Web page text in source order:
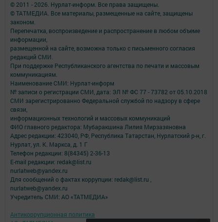
© 2011 - 2026. Нурлат-⁠информ. Все права защищены.
© ТАТМЕДИА. Все материалы, размещенные на сайте, защищены
законом.
Перепечатка, воспроизведение и распространение в любом объеме
информации,
размещенной на сайте, возможна только с письменного согласия
редакций СМИ.
При поддержке Республиканского агентства по печати и массовым
коммуникациям.
Наименование СМИ: Нурлат-⁠информ
№ записи о регистрации СМИ, дата: ЭЛ № ФС 77 -⁠ 73782 от 05.10.2018
СМИ зарегистрированно Федеральной службой по надзору в сфере
связи,
информационных технологий и массовых коммуникаций
ФИО главного редактора: Мубаракшина Лилия Мирзазяновна
Адрес редакции: 423040, РФ, Республика Татарстан, Нурлатский р-н, г.
Нурлат, ул. К. Маркса, д. 1 Г
Телефон редакции: 8(84345) 2-36-13
E-mail редакции: redak@list.ru
nurlatweb@yandex.ru
Для сообщений о фактах коррупции: redak@list.ru ,
nurlatweb@yandex.ru
Учредитель СМИ: АО «ТАТМЕДИА»
Антикоррупционная политика